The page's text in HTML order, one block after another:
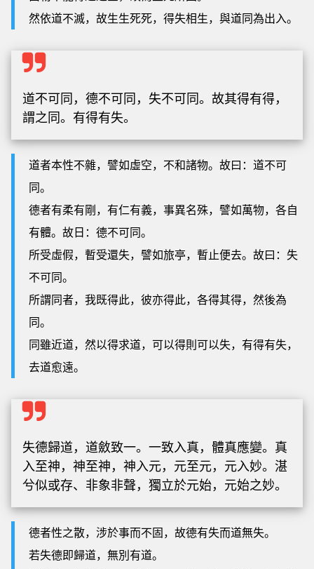
然依道不滅，故生生死死，得失相生，與道同為出入。
道不可同，德不可同，失不可同。故其得有得，
謂之同。有得有失。
道者本性不雜，譬如虛空，不和諸物。故曰：道不可
同。
德者有柔有剛，有仁有義，事異名殊，譬如萬物，各自
有體。故日：德不可同。
所受虛假，暫受還失，譬如旅亭，暫止便去。故曰：失
不可同。
所謂同者，我既得此，彼亦得此，各得其得，然後為
同。
同雖近道，然以得求道，可以得則可以失，有得有失，
去道愈遠。
失德歸道，道斂致一。一致入真，體真應變。真
入至神，神至神，神入元，元至元，元入妙。湛
兮似或存、非象非聲，獨立於元始，元始之妙。
德者性之散，涉於事而不固，故德有失而道無失。
若失德即歸道，無別有道。